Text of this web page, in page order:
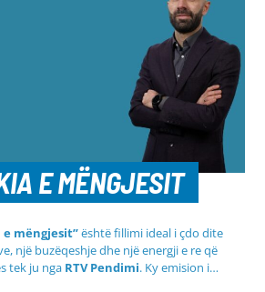
E MËNGJESIT
e mëngjesit”është fillimi ideal i çdo dite
një buzëqeshje dhe një energji e re që
tek ju nga RTV Pendimi. Ky emision i